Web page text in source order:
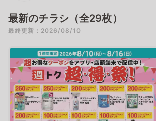
最新のチラシ（全29枚）
最終更新：2026/08/10